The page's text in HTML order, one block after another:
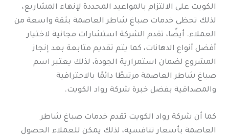
الكويت على الالتزام بالمواعيد المحددة لإنهاء المشاريع،
لذلك تحظى خدمات صباغ شاطر العاصمة بثقة واسعة من
العملاء. أيضًا، تقدم الشركة استشارات مجانية لاختيار
أفضل أنواع الدهانات، كما يتم تقديم متابعة بعد إنجاز
المشروع لضمان استمرارية الجودة، لذلك يعتبر اسم
صباغ شاطر العاصمة مرتبطًا دائمًا بالاحترافية
والمصداقية بفضل خبرة شركة رواد الكويت.
كما أن شركة رواد الكويت تقدم خدمات صباغ شاطر
العاصمة بأسعار تنافسية، لذلك يمكن للعملاء الحصول